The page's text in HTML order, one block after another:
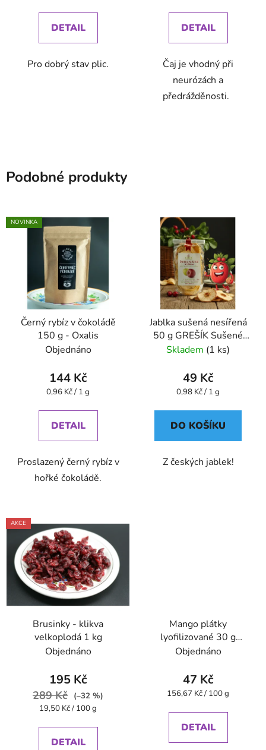
DETAIL
Pro dobrý stav plic.
DETAIL
Čaj je vhodný při
neurózách a
předrážděnosti.
Podobné produkty
NOVINKA
Černý rybíz v čokoládě
150 g - Oxalis
Objednáno
144 Kč
Měrná
0,96 Kč / 1 g
DETAIL
Proslazený černý rybíz v
hořké čokoládě.
Jablka sušená nesířená
50 g GREŠÍK Sušené
ovoce
Skladem (1 ks)
49 Kč
Měrná
0,98 Kč / 1 g
DO KOŠÍKU
Z českých jablek!
AKCE
Brusinky - klikva
velkoplodá 1 kg
Objednáno
195 Kč
289 Kč
(–32 %)
Měrná
19,50 Kč / 100 g
DETAIL
Mango plátky
lyofilizované 30 g
VitaCup
Objednáno
47 Kč
Měrná
156,67 Kč / 100 g
DETAIL